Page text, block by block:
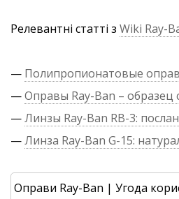
Релевантні статті з Wiki Ray-
— Полипропионатовые
—Оправы Ray-Ban – образец
—Линзы Ray-Ban RB-3:
—Линза Ray-Ban G-15:
Оправи Ray-Ban | Угода